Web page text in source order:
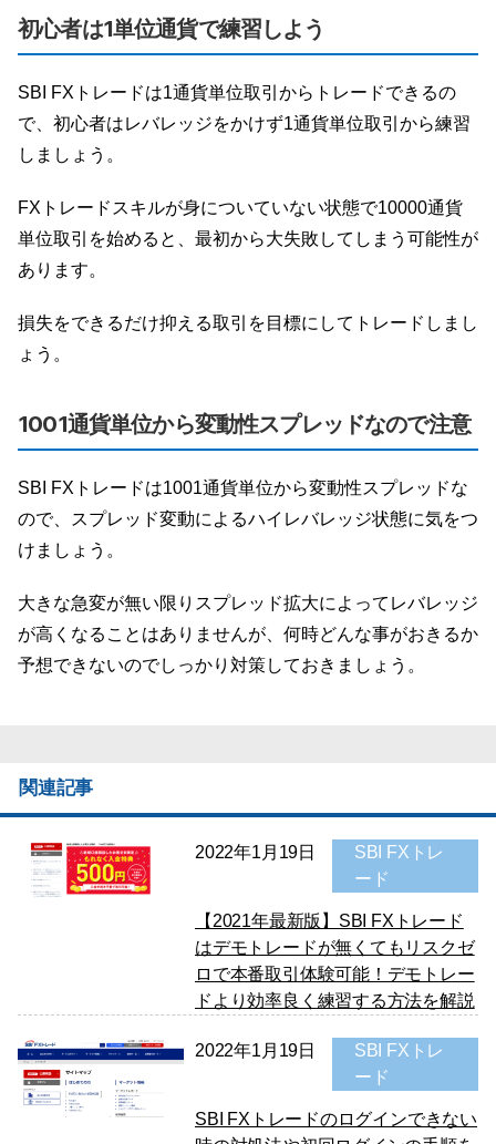
初心者は1単位通貨で練習しよう
SBI FXトレードは1通貨単位取引からトレードできるの
で、初心者はレバレッジをかけず1通貨単位取引から練習
しましょう。
FXトレードスキルが身についていない状態で10000通貨
単位取引を始めると、最初から大失敗してしまう可能性が
あります。
損失をできるだけ抑える取引を目標にしてトレードしまし
ょう。
1001通貨単位から変動性スプレッドなので注意
SBI FXトレードは1001通貨単位から変動性スプレッドな
ので、スプレッド変動によるハイレバレッジ状態に気をつ
けましょう。
大きな急変が無い限りスプレッド拡大によってレバレッジ
が高くなることはありませんが、何時どんな事がおきるか
予想できないのでしっかり対策しておきましょう。
関連記事
2022年1月19日
SBI FXトレ
ード
【2021年最新版】SBI FXトレード
はデモトレードが無くてもリスクゼ
ロで本番取引体験可能！デモトレー
ドより効率良く練習する方法を解説
2022年1月19日
SBI FXトレ
ード
SBI FXトレードのログインできない